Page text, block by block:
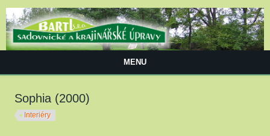
MENU
Sophia (2000)
Interiéry